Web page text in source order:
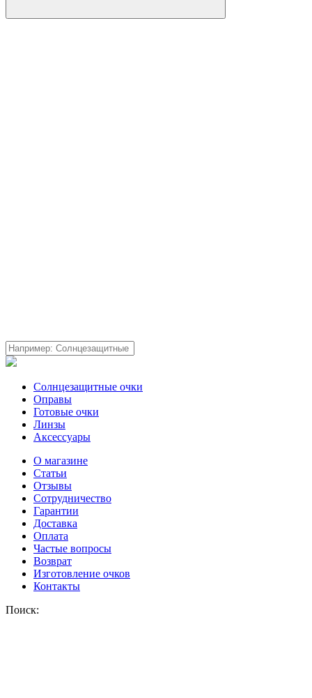
Солнцезащитные очки
Оправы
Готовые очки
Линзы
Аксессуары
О магазине
Статьи
Отзывы
Сотрудничество
Гарантии
Доставка
Оплата
Частые вопросы
Возврат
Изготовление очков
Контакты
Поиск: